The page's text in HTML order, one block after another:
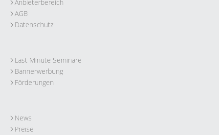
Anbieterbereich
AGB
Datenschutz
Last Minute Seminare
Bannerwerbung
Förderungen
News
Preise